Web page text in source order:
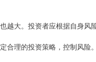
越大。投资者应根据自身风
合理的投资策略，控制风险。